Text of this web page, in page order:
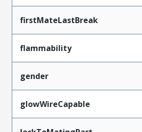
firstMateLastBreak
flammability
gender
glowWireCapable